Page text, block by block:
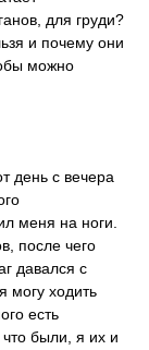
для груди?
и почему они
можно
день с вечера
меня на ноги.
после чего
давался с
могу ходить
есть
были, я их и